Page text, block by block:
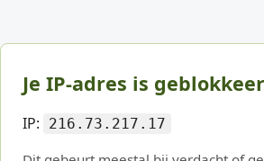
Je IP-adres is
IP: 216.73.217.17